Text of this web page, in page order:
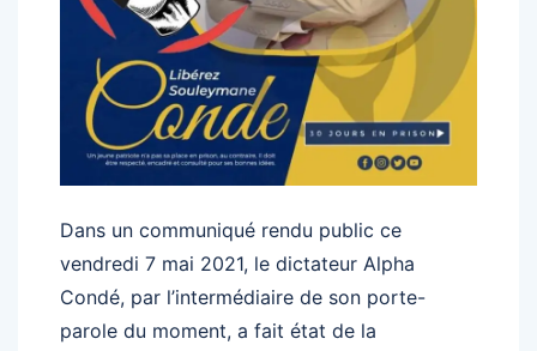
Dans un communiqué rendu public ce
vendredi 7 mai 2021, le dictateur Alpha
Condé, par l’intermédiaire de son porte-
parole du moment, a fait état de la